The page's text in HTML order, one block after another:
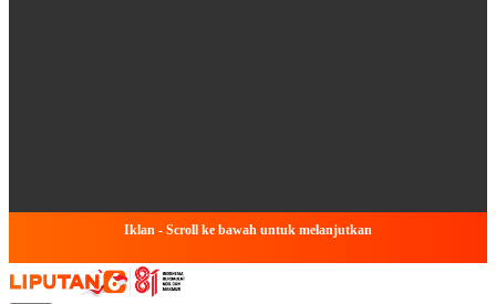
Iklan - Scroll ke bawah untuk melanjutkan